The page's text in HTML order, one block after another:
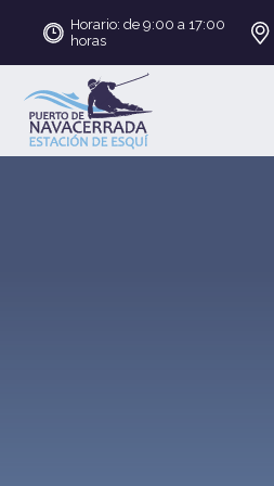
Horario: de 9:00 a 17:00
horas